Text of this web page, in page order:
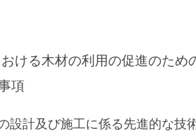
ける木材の利用の促進のため
項
設計及び施工に係る先進的な技